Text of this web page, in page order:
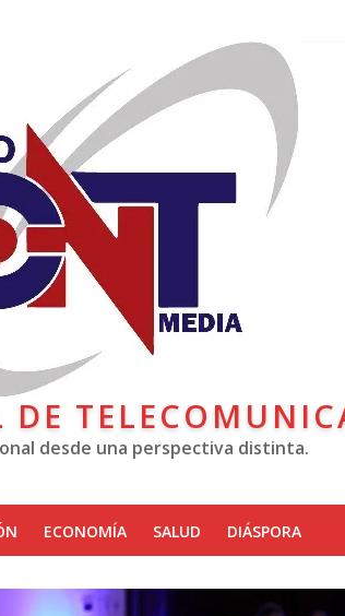
desde una perspectiva distinta.
ECONOMÍA SALUD DIÁSPORA